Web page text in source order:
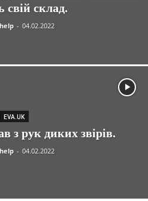
свій склад.
- 04.02.2022
EVA.UK
з рук диких звірів.
- 04.02.2022